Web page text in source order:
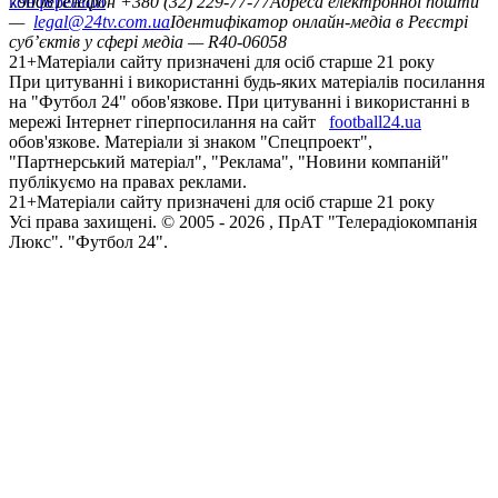
— legal@24tv.com.uaІдентифікатор онлайн-медіа в Реєстрі
суб’єктів у сфері медіа — R40-06058
21+Матеріали сайту призначені для осіб старше 21 року
При цитуванні і використанні будь-яких матеріалів посилання
на "Футбол 24" обов'язкове. При цитуванні і використанні в
мережі Інтернет гіперпосилання на сайт
football24.ua
обов'язкове. Матеріали зі знаком "Спецпроект",
"Партнерський матеріал", "Реклама", "Новини компаній"
публікуємо на правах реклами.
21+Матеріали сайту призначені для осіб старше 21 року
Усi права захищенi. © 2005 - 2026 , ПрАТ "Телерадіокомпанія
Люкс". "Футбол 24".